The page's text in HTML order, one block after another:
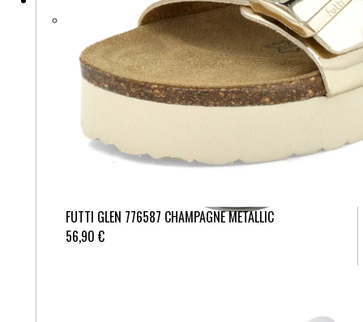
FUTTI GLEN 776587 CHAMPAGNE METALLIC
56,90 €